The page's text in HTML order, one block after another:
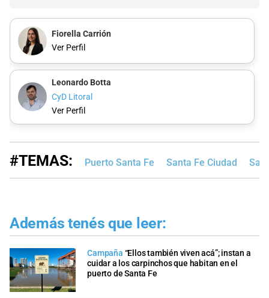
Fiorella Carrión
Ver Perfil
Leonardo Botta
CyD Litoral
Ver Perfil
#TEMAS: Puerto Santa Fe Santa Fe Ciudad San
Además tenés que leer:
Campaña “Ellos también viven acá”; instan a
cuidar a los carpinchos que habitan en el
puerto de Santa Fe